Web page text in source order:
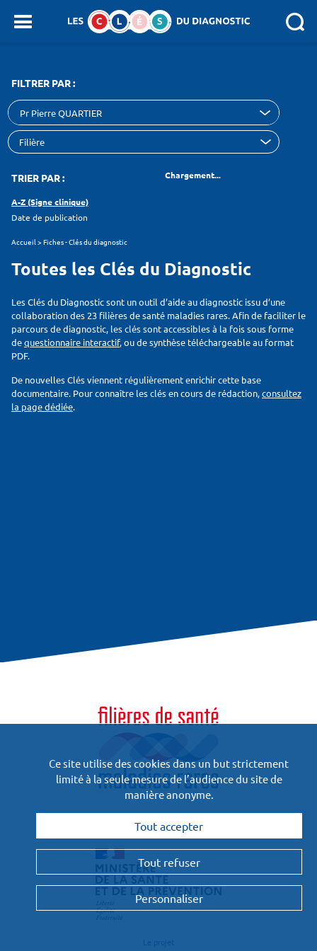
SEARCH :
FILTRER PAR :
Pr Pierre QUARTIER
TRIER PAR : Chargement...
A-Z (Signe clinique)
Date de publication
Accueil >Fiches - Clés du diagnostic
Toutes les Clés du Diagnostic
Les Clés du Diagnostic sont un outil d’aide au diagnostic issu d’une
collaboration des 23 filières de santé maladies rares. Afin de faciliter le
parcours de diagnostic, les clés sont accessibles à la fois sous forme
dequestionnaire interactif, ou de synthèse téléchargeable au format
PDF.
De nouvelles Clés viennent régulièrement enrichir cette base
documentaire. Pour connaître les clés en cours de rédaction,consultez
la page dédiée.
Financées
et pilotées par :
Le projet
Ce site utilise des cookies dans un but strictement
limité à la seule mesure de l’audience du site de
manière anonyme.
Tout accepter
Tout refuser
Personnaliser